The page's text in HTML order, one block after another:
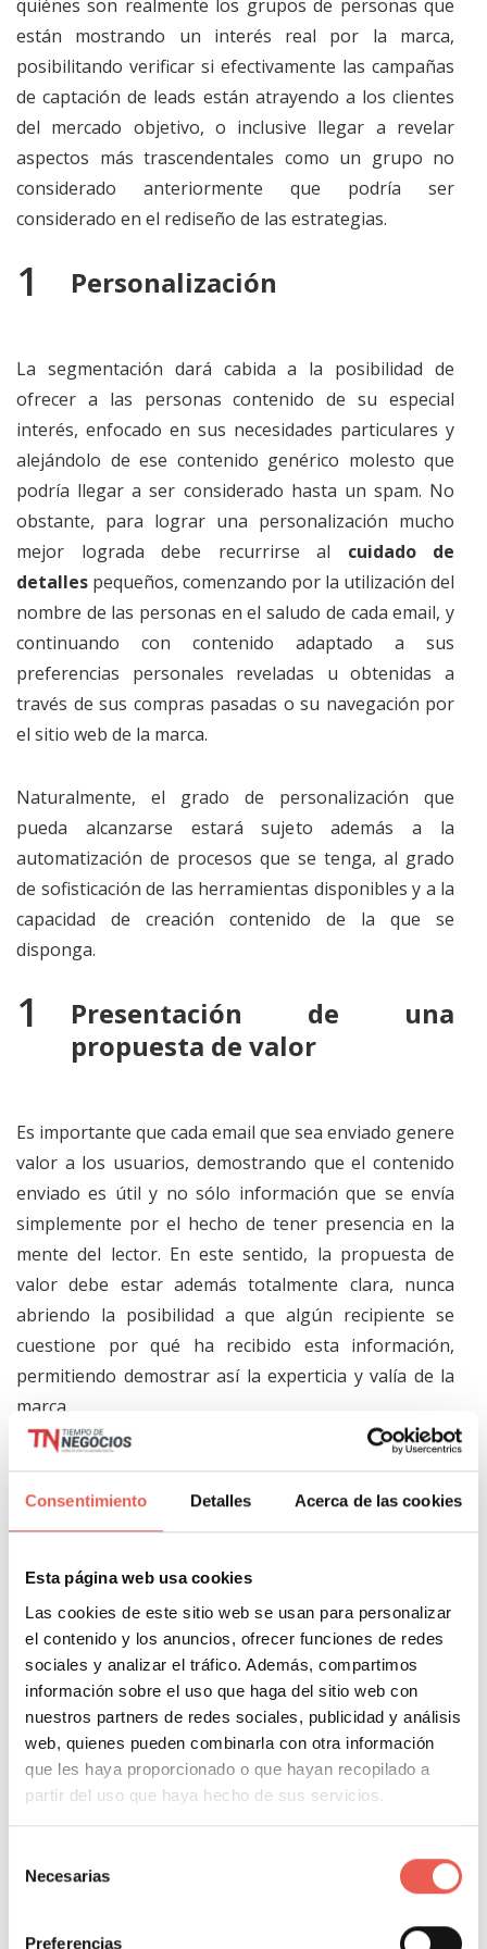
Consentimiento Detalles Acerca de las cookies
Esta página web usa cookies
Las cookies de este sitio web se usan para personalizar
el contenido y los anuncios, ofrecer funciones de redes
sociales y analizar el tráfico. Además, compartimos
información sobre el uso que haga del sitio web con
nuestros partners de redes sociales, publicidad y análisis
web, quienes pueden combinarla con otra información
que les haya proporcionado o que hayan recopilado a
partir del uso que haya hecho de sus servicios.
Necesarias
Preferencias
quiénes son realmente los grupos de personas que
están mostrando un interés real por la marca,
posibilitando verificar si efectivamente las campañas
de captación de leads están atrayendo a los clientes
del mercado objetivo, o inclusive llegar a revelar
aspectos más trascendentales como un grupo no
considerado anteriormente que podría ser
considerado en el rediseño de las estrategias.
Personalización
La segmentación dará cabida a la posibilidad de
ofrecer a las personas contenido de su especial
interés, enfocado en sus necesidades particulares y
alejándolo de ese contenido genérico molesto que
podría llegar a ser considerado hasta un spam. No
obstante, para lograr una personalización mucho
mejor lograda debe recurrirse al cuidado de
detalles pequeños, comenzando por la utilización del
nombre de las personas en el saludo de cada email, y
continuando con contenido adaptado a sus
preferencias personales reveladas u obtenidas a
través de sus compras pasadas o su navegación por
el sitio web de la marca.
Naturalmente, el grado de personalización que
pueda alcanzarse estará sujeto además a la
automatización de procesos que se tenga, al grado
de sofisticación de las herramientas disponibles y a la
capacidad de creación contenido de la que se
disponga.
Presentación de una
propuesta de valor
Es importante que cada email que sea enviado genere
valor a los usuarios, demostrando que el contenido
enviado es útil y no sólo información que se envía
simplemente por el hecho de tener presencia en la
mente del lector. En este sentido, la propuesta de
valor debe estar además totalmente clara, nunca
abriendo la posibilidad a que algún recipiente se
cuestione por qué ha recibido esta información,
permitiendo demostrar así la experticia y valía de la
marca.
Creación de enlaces hacia
recursos adicionales
Usualmente debería de agregarse enlaces –en forma
de textos ancla, botones o links- a fin de conducir a
los usuarios hacia el sitio web de la marca, donde
podrán conseguir mayor información sobre los
productos e, inclusive, materializar la compra. En este
sentido, el impacto de un email que no genere tráfico
es mucho más limitado que aquel que desemboca en
una página con mayor información, permitiendo
además monitorear y generar registro de sus
búsquedas e intereses para permitir afinar aún mejor
la segmentación y personalización del contenido.